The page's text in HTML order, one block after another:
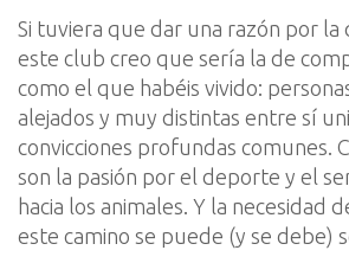
Si tuviera que dar una razón por la
este club creo que sería la de
como el que habéis vivido:
alejados y muy distintas entre sí
convicciones profundas comunes.
son la pasión por el deporte y el
hacia los animales. Y la necesidad
este camino se puede (y se debe)